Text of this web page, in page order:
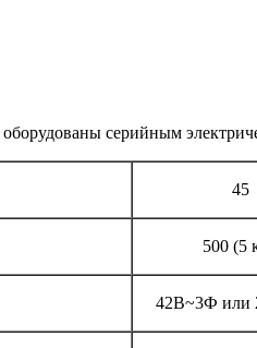
оборудованы серийным
45
500 (5
42В~3Ф или